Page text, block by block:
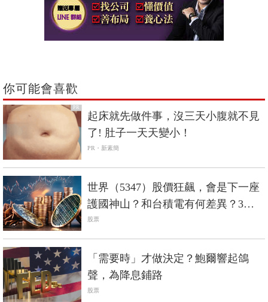
你可能會喜歡
PR
起床就先做件事，沒三天小腹就不見
了! 肚子一天天變小！
PR・新素簡
世界（5347）股價狂飆，會是下一座
護國神山？和台積電有何差異？3分
鐘剖析
股票
「需要時」才做決定？鮑爾響起鴿
聲，為降息鋪路
股票